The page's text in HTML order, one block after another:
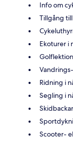
Info om
Tillgång
Ekoturer i
Ridning i
Segling i
Scooter-